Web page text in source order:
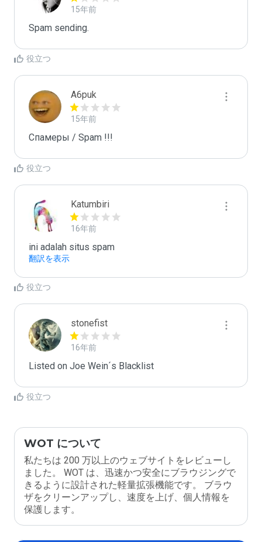
15年前
Spam sending.
役立つ
A6puk
15年前
Спамеры / Spam !!!
役立つ
Katumbiri
16年前
ini adalah situs spam
翻訳を表示
役立つ
stonefist
16年前
Listed on Joe Wein´s Blacklist
役立つ
WOT について
私たちは 200 万以上のウェブサイトをレビューし
ました。 WOT は、迅速かつ安全にブラウジングで
きるように設計された軽量拡張機能です。 ブラウ
ザをクリーンアップし、速度を上げ、個人情報を
保護します。